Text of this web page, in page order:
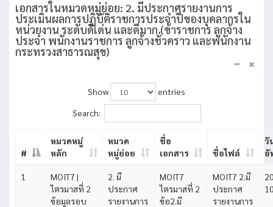
เอกสารในหมวดหมู่ย่อย: 2. มีประกาศรายงานการ
ประเมินผลการปฏิบัติราชการประจำปีของบุคลากรใน
หน่วยงาน ระดับดีเด่น และดีมาก (ข้าราชการ ลูกจ้าง
ประจำ พนักงานราชการ ลูกจ้างชั่วคราว และพนักงาน
กระทรวงสาธารณสุข)
Show
entries
Search:
#
หมวดหมู่
หลัก
หมวด
หมู่ย่อย
ชื่อ
เอกสาร
ชื่อไฟล์
วั
อั
1
MOIT7 |
ไตรมาสที่ 2
ข้อมูลรอบ
2. มี
ประกาศ
รายงานการ
MOIT7
ไตรมาสที่ 2
ข้อ2.มี
MOIT7 2.มี
ประกาศ
รายงานการ